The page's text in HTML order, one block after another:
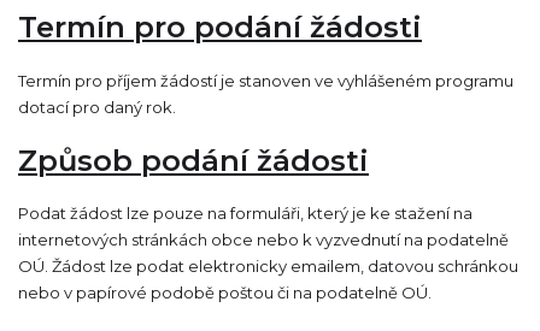
Termín pro podání žádosti
Termín pro příjem žádostí je stanoven ve vyhlášeném programu
dotací pro daný rok.
Způsob podání žádosti
Podat žádost lze pouze na formuláři, který je ke stažení na
internetových stránkách obce nebo k vyzvednutí na podatelně
OÚ. Žádost lze podat elektronicky emailem, datovou schránkou
nebo v papírové podobě poštou či na podatelně OÚ.